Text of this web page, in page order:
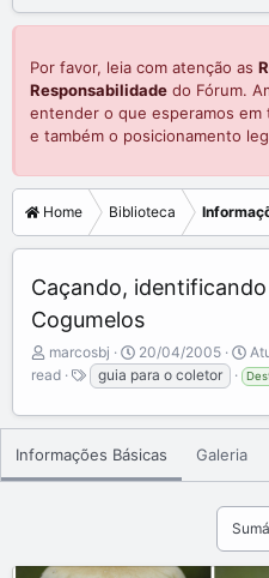
Por favor, leia com atenção as
Responsabilidade do Fórum.
entender o que esperamos
e também o posicionamento
Home Biblioteca
Caçando,
Cogumelos
A
u
o
marcosbj
P
u
b
l
s
h
e
20/04/2005
read
T
a
g
guia para o coletor
Informações Básicas Galeria